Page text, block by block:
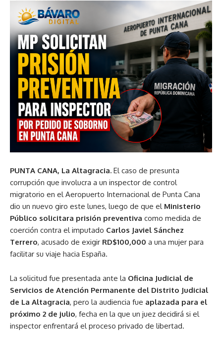
PUNTA CANA, La Altagracia. El caso de presunta
corrupción que involucra a un inspector de control
migratorio en el Aeropuerto Internacional de Punta Cana
dio un nuevo giro este lunes, luego de que el Ministerio
Público solicitara prisión preventiva como medida de
coerción contra el imputado Carlos Javiel Sánchez
Terrero, acusado de exigir RD$100,000 a una mujer para
facilitar su viaje hacia España.
La solicitud fue presentada ante la Oficina Judicial de
Servicios de Atención Permanente del Distrito Judicial
de La Altagracia, pero la audiencia fue aplazada para el
próximo 2 de julio, fecha en la que un juez decidirá si el
inspector enfrentará el proceso privado de libertad.